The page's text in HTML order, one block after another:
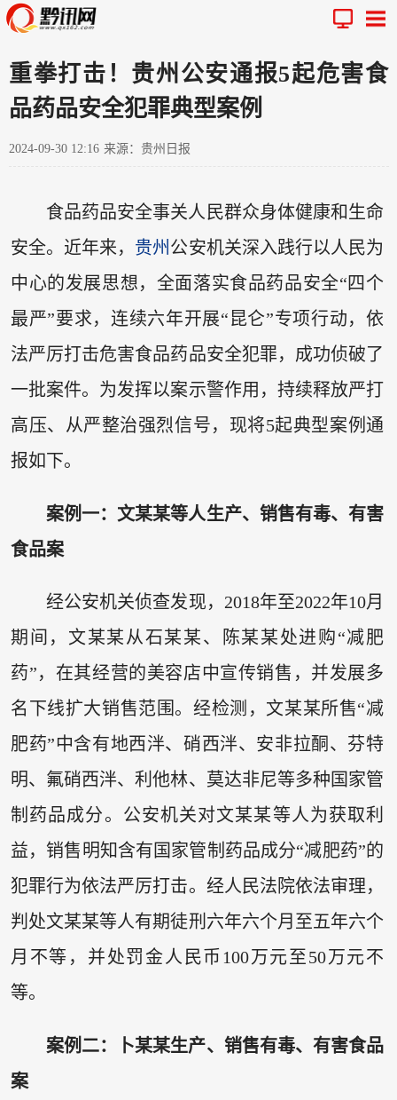
重拳打击！贵州公安通报5起危害食
品药品安全犯罪典型案例
2024-09-30 12:16 来源：贵州日报
食品药品安全事关人民群众身体健康和生命
安全。近年来， 贵州 公安机关深入践行以人民为
中心的发展思想，全面落实食品药品安全“四个
最严”要求，连续六年开展“昆仑”专项行动，依
法严厉打击危害食品药品安全犯罪，成功侦破了
一批案件。为发挥以案示警作用，持续释放严打
高压、从严整治强烈信号，现将5起典型案例通
报如下。
案例一：文某某等人生产、销售有毒、有害
食品案
经公安机关侦查发现，2018年至2022年10月
期间，文某某从石某某、陈某某处进购“减肥
药”，在其经营的美容店中宣传销售，并发展多
名下线扩大销售范围。经检测，文某某所售“减
肥药”中含有地西泮、硝西泮、安非拉酮、芬特
明、氟硝西泮、利他林、莫达非尼等多种国家管
制药品成分。公安机关对文某某等人为获取利
益，销售明知含有国家管制药品成分“减肥药”的
犯罪行为依法严厉打击。经人民法院依法审理，
判处文某某等人有期徒刑六年六个月至五年六个
月不等，并处罚金人民币100万元至50万元不
等。
案例二：卜某某生产、销售有毒、有害食品
案